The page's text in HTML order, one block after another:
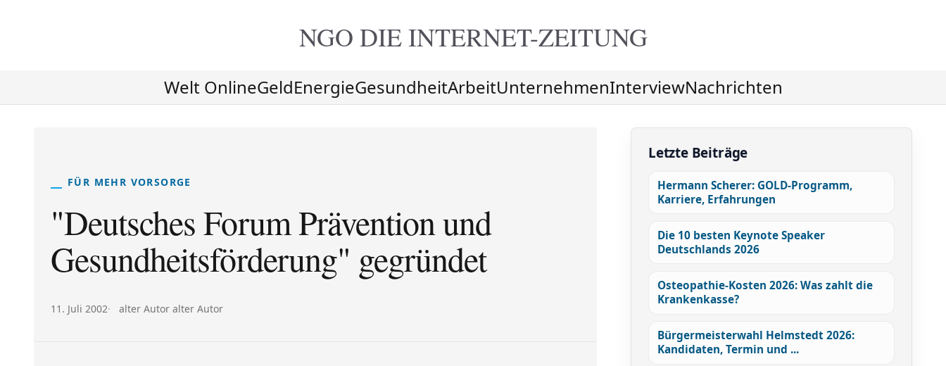
NGO DIEINTERNET-ZEITUNG
Welt OnlineGeldEnergieGesundheitArbeitUnternehmenInterviewNachrichten
FÜR MEHR VORSORGE
"Deutsches Forum Prävention und
Gesundheitsförderung" gegründet
Veröffentlicht am:
11. Juli 2002 Autor:
alter Autor alter Autor
Letzte Beiträge
Hermann Scherer: GOLD-Programm,
Karriere, Erfahrungen
Die 10 besten Keynote Speaker
Deutschlands 2026
Osteopathie-Kosten 2026: Was zahlt die
Krankenkasse?
Bürgermeisterwahl Helmstedt 2026:
Kandidaten, Termin und ...